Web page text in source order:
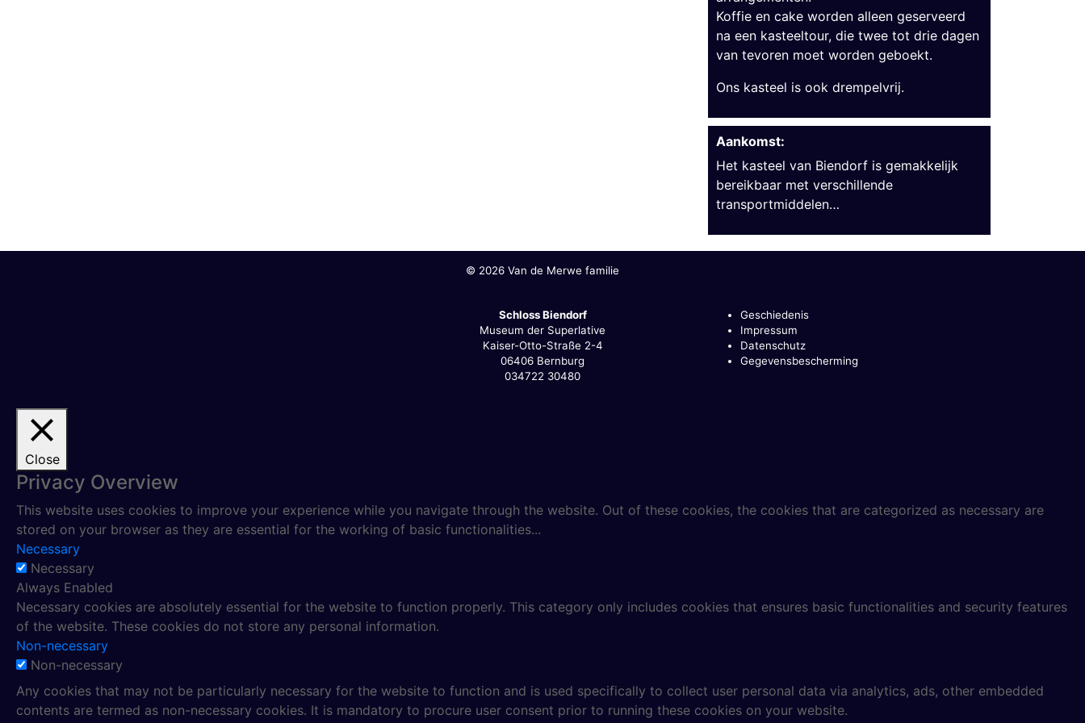
Koffie en cake worden alleen geserveerd
na een kasteeltour, die twee tot drie dagen
van tevoren moet worden geboekt.
Ons kasteel is ook drempelvrij.
Aankomst:
Het kasteel van Biendorf is gemakkelijk
bereikbaar met verschillende
transportmiddelen…
© 2026 Van de Merwe familie
Schloss Biendorf
Museum der Superlative
Kaiser-Otto-Straße 2-4
06406 Bernburg
034722 30480
Geschiedenis
Impressum
Datenschutz
Gegevensbescherming
Close
Privacy Overview
This website uses cookies to improve your experience while you navigate through the website. Out of these cookies, the cookies that are categorized as necessary are
stored on your browser as they are essential for the working of basic functionalities...
Necessary
Necessary
Always Enabled
Necessary cookies are absolutely essential for the website to function properly. This category only includes cookies that ensures basic functionalities and security features
of the website. These cookies do not store any personal information.
Non-necessary
Non-necessary
Any cookies that may not be particularly necessary for the website to function and is used specifically to collect user personal data via analytics, ads, other embedded
contents are termed as non-necessary cookies. It is mandatory to procure user consent prior to running these cookies on your website.